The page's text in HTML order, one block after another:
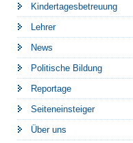
Kindertagesbetreuung
Lehrer
News
Politische Bildung
Reportage
Seiteneinsteiger
Über uns